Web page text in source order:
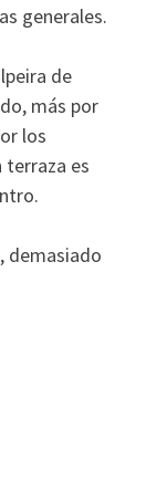
generales.
de
más por
los
terraza es
demasiado